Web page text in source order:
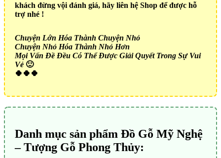
khách đừng vội đánh giá, hãy liên hệ Shop để được hỗ
trợ nhé !
Chuyện Lớn Hóa Thành Chuyện Nhỏ
Chuyện Nhỏ Hóa Thành Nhỏ Hơn
Mọi Vấn Đề Đều Có Thể Được Giải Quyết Trong Sự Vui
Vẻ 🙂
🍀🍀🍀
Danh mục sản phẩm Đồ Gỗ Mỹ Nghệ
– Tượng Gỗ Phong Thủy: